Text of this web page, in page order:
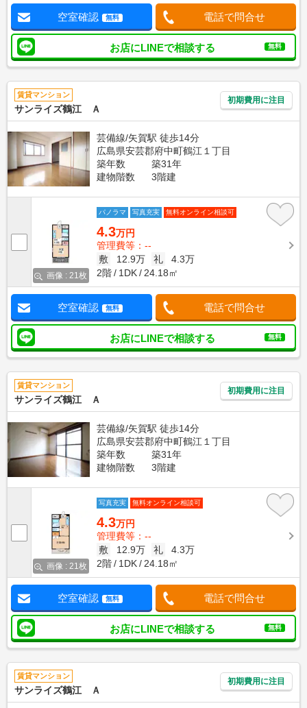
空室確認 無料 電話で問合せ
お店にLINEで相談する 無料
賃貸マンション
サンライズ鶴江 Ａ
初期費用に注目
芸備線/矢賀駅 徒歩14分
広島県安芸郡府中町鶴江１丁目
築年数
築31年
建物階数
3階建
画像 : 21枚
パノラマ 写真充実 無料オンライン相談可
4.3万円
管理費等：--
敷
12.9万 礼
4.3万
2階
1DK 24.18㎡
空室確認 無料 電話で問合せ
お店にLINEで相談する 無料
賃貸マンション
サンライズ鶴江 Ａ
初期費用に注目
芸備線/矢賀駅 徒歩14分
広島県安芸郡府中町鶴江１丁目
築年数
築31年
建物階数
3階建
画像 : 21枚
写真充実 無料オンライン相談可
4.3万円
管理費等：--
敷
12.9万 礼
4.3万
2階
1DK 24.18㎡
空室確認 無料 電話で問合せ
お店にLINEで相談する 無料
賃貸マンション
サンライズ鶴江 Ａ
初期費用に注目